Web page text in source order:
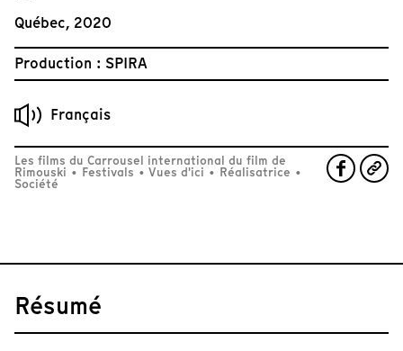
Québec, 2020
Production : SPIRA
Français
Les films du Carrousel international du film de
Rimouski • Festivals • Vues d'ici • Réalisatrice •
Société
Résumé